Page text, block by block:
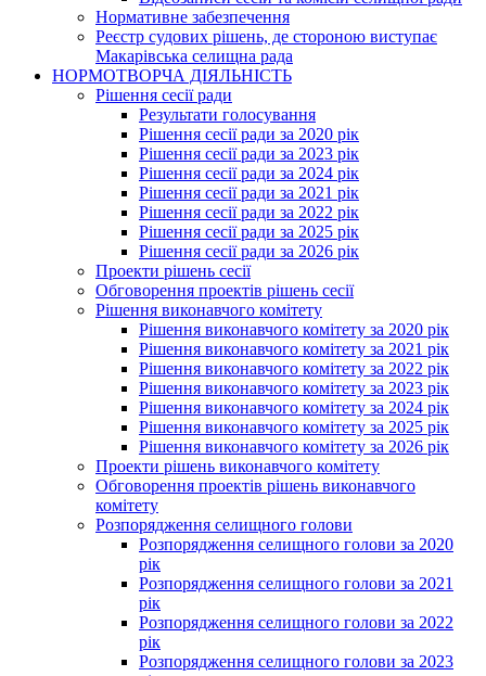
Нормативне забезпечення
Реєстр судових рішень, де стороною виступає
Макарівська селищна рада
НОРМОТВОРЧА ДІЯЛЬНІСТЬ
Рішення сесії ради
Результати голосування
Рішення сесії ради за 2020 рік
Рішення сесії ради за 2023 рік
Рішення сесії ради за 2024 рік
Рішення сесії ради за 2021 рік
Рішення сесії ради за 2022 рік
Рішення сесії ради за 2025 рік
Рішення сесії ради за 2026 рік
Проекти рішень сесії
Обговорення проектів рішень сесії
Рішення виконавчого комітету
Рішення виконавчого комітету за 2020 рік
Рішення виконавчого комітету за 2021 рік
Рішення виконавчого комітету за 2022 рік
Рішення виконавчого комітету за 2023 рік
Рішення виконавчого комітету за 2024 рік
Рішення виконавчого комітету за 2025 рік
Рішення виконавчого комітету за 2026 рік
Проекти рішень виконавчого комітету
Обговорення проектів рішень виконавчого
комітету
Розпорядження селищного голови
Розпорядження селищного голови за 2020
рік
Розпорядження селищного голови за 2021
рік
Розпорядження селищного голови за 2022
рік
Розпорядження селищного голови за 2023